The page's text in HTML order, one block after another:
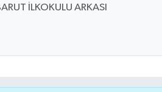
İLKOKULU ARKASI